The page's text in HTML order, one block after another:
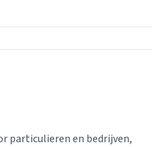
particulieren en bedrijven,